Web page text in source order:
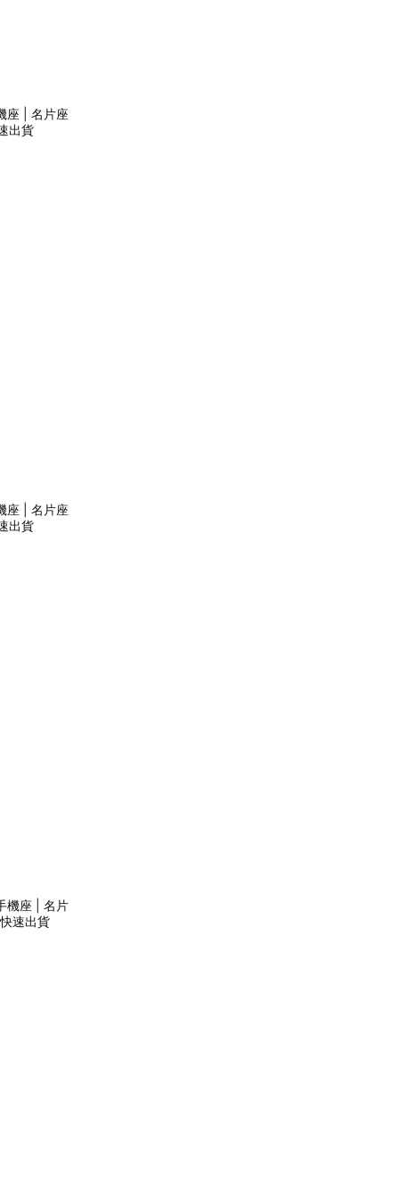
座 | 名片座
出貨
座 | 名片座
出貨
機座 | 名片
速出貨